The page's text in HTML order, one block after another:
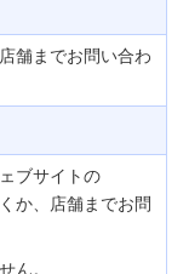
舗までお問い合わ
ブサイトの
か、店舗までお問
ん。